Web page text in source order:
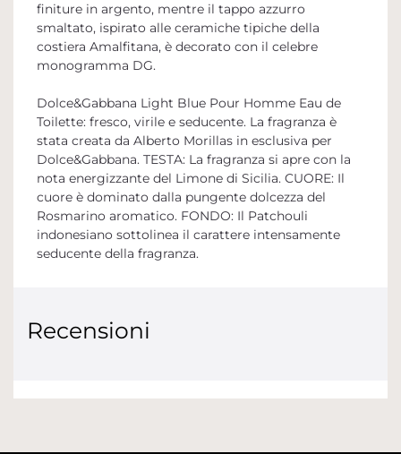
finiture in argento, mentre il tappo azzurro
smaltato, ispirato alle ceramiche tipiche della
costiera Amalfitana, è decorato con il celebre
monogramma DG.
Dolce&Gabbana Light Blue Pour Homme Eau de
Toilette: fresco, virile e seducente. La fragranza è
stata creata da Alberto Morillas in esclusiva per
Dolce&Gabbana. TESTA: La fragranza si apre con la
nota energizzante del Limone di Sicilia. CUORE: Il
cuore è dominato dalla pungente dolcezza del
Rosmarino aromatico. FONDO: Il Patchouli
indonesiano sottolinea il carattere intensamente
seducente della fragranza.
Recensioni